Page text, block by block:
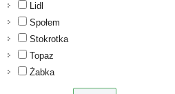
Lidl
Społem
Stokrotka
Topaz
Żabka